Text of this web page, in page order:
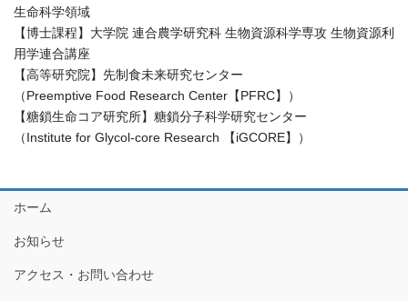
生命科学領域
【博士課程】大学院 連合農学研究科 生物資源科学専攻 生物資源利
用学連合講座
【高等研究院】先制食未来研究センター
（Preemptive Food Research Center【PFRC】）
【糖鎖生命コア研究所】糖鎖分子科学研究センター
（Institute for Glycol-core Research 【iGCORE】）
ホーム
お知らせ
アクセス・お問い合わせ